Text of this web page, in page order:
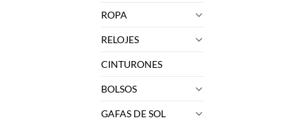
ROPA
RELOJES
CINTURONES
BOLSOS
GAFAS DE SOL